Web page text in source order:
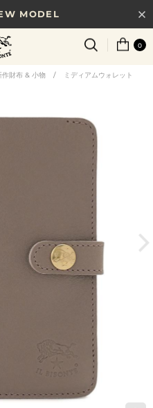
MODEL
円以上で送料無料
、新しいギフトガイド
0
作財布 & 小物 / ミディアムウォレット